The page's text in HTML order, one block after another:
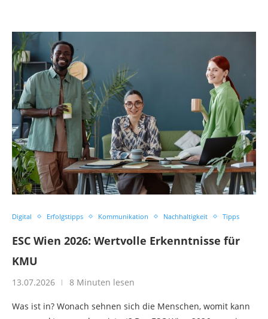
Digital Erfolgstipps Kommunikation Nachhaltigkeit Tipps
ESC Wien 2026: Wertvolle Erkenntnisse für
KMU
13.07.2026 8 Minuten lesen
Was ist in? Wonach sehnen sich die Menschen, womit kann